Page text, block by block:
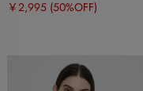
￥2,995 (50%OFF)